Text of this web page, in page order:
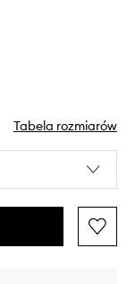
Tabela rozmiarów